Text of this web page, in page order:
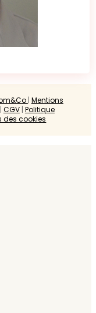
| Mentions
CGV| Politique
des cookies